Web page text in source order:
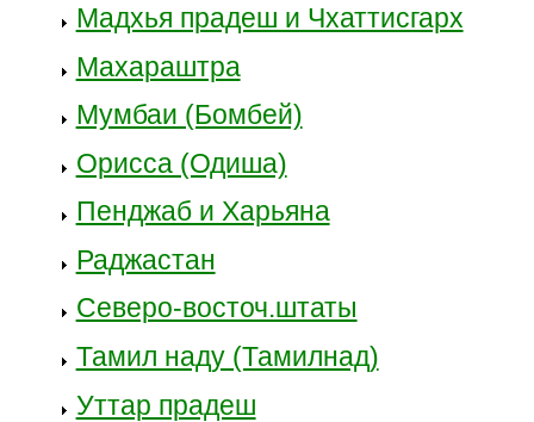
Мадхья прадеш и Чхаттисгарх
Махараштра
Мумбаи (Бомбей)
Орисса (Одиша)
Пенджаб и Харьяна
Раджастан
Северо-восточ.штаты
Тамил наду (Тамилнад)
Уттар прадеш